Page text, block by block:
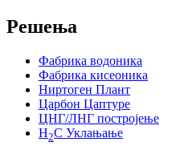
Решења
Фабрика водоника
Фабрика кисеоника
Ниртоген Плант
Царбон Цаптуре
ЦНГ/ЛНГ постројење
H2С Уклањање